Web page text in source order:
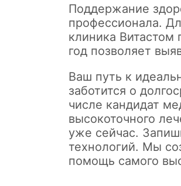
Поддержание
профессионала.
клиника
год позволяет
Ваш путь к
заботится о
числе кандидат
высокоточного
уже сейчас.
технологий. Мы
помощь самого